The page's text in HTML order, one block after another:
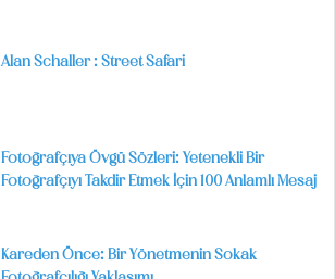
Alan Schaller : Street Safari
Fotoğrafçıya Övgü Sözleri: Yetenekli Bir
Fotoğrafçıyı Takdir Etmek İçin 100 Anlamlı Mesaj
Kareden Önce: Bir Yönetmenin Sokak